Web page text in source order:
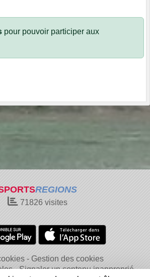
pour pouvoir participer aux
REGIONS
71826visites
Gestion des cookies
Signaler un contenu inapproprié